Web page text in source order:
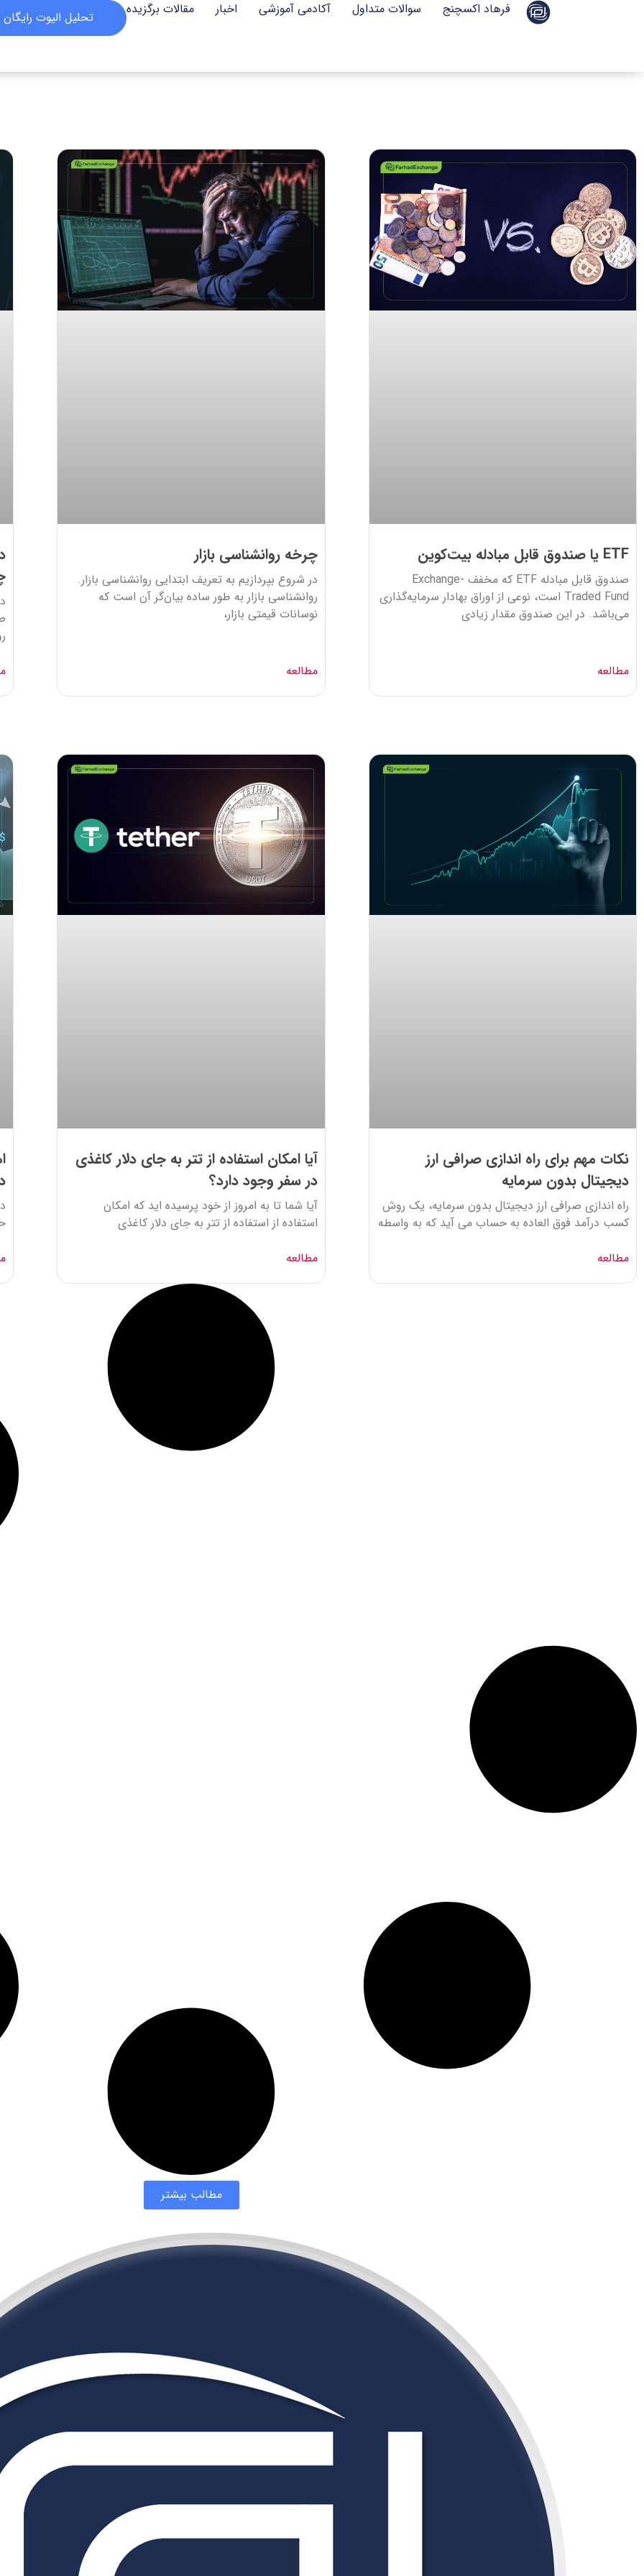
فرهاد اکسچنج سوالات متداول آکادمی آموزشی اخبار مقالات برگزیده تحلیل الیوت رایگان
ETF یا صندوق قابل مبادله بیت‌کوین
صندوق قابل مبادله ETF که مخفف Exchange-
Traded Fund است، نوعی از اوراق بهادار سرمایه‌گذاری
می‌باشد. در این صندوق مقدار زیادی
مطالعه
چرخه روانشناسی بازار
در شروع بپردازیم به تعریف ابتدایی روانشناسی بازار.
روانشناسی بازار به طور ساده بیان‌گر آن است که
نوسانات قیمتی بازار،
مطالعه
نکات مهم برای راه اندازی صرافی ارز
دیجیتال بدون سرمایه
راه اندازی صرافی ارز دیجیتال بدون سرمایه، یک روش
کسب درآمد فوق العاده به حساب می آید که به واسطه
مطالعه
آیا امکان استفاده از تتر به جای دلار کاغذی
در سفر وجود دارد؟
آیا شما تا به امروز از خود پرسیده اید که امکان
استفاده از استفاده از تتر به جای دلار کاغذی
مطالعه
مطالب بیشتر